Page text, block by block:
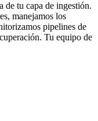
de tu capa de ingestión.
manejamos los
pipelines de
Tu equipo de